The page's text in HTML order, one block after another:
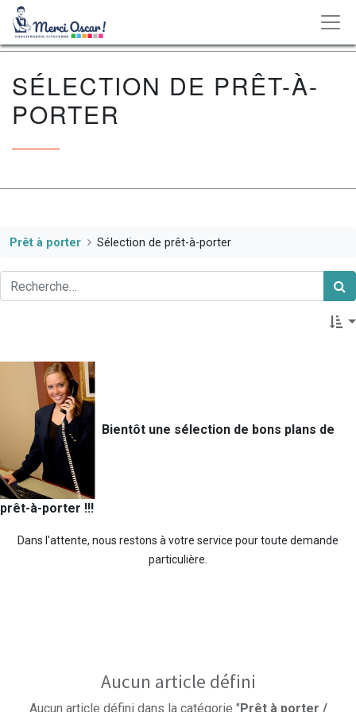
SÉLECTION DE PRÊT-À-
PORTER
Prêt à porter Sélection de prêt-à-porter
Bientôt une sélection de bons plans de
prêt-à-porter !!!
Dans l'attente, nous restons à votre service pour toute demande
particulière.
Aucun article défini
Aucun article défini dans la catégorie " Prêt à porter /